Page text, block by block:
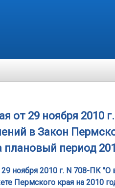
от 29 ноября 2010
в Закон
плановый период
ноября 2010 г. N 708-ПК
Пермского края на 2010